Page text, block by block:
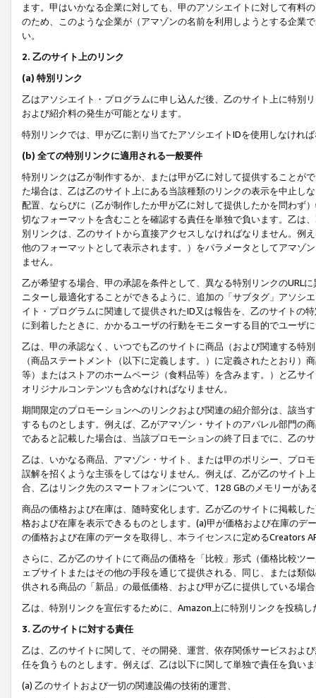
ます。甲はいかなる企業に対しても、甲のアソシエイトに対して有料
のため、このような企業が（アマゾンの名前を利用しようとする企業
い。
2. 乙のサイト上のリンク
(a) 特別リンク
乙はアソシエイト・プログラムに申し込んだ後、乙のサイト上に特別
および紹介料の発生が可能となります。
特別リンクでは、甲が乙に割り当てたアソシエイトIDを使用しなけれ
(b) 全ての特別リンクに適用される一般要件
特別リンクは乙が制作するか、または甲が乙に対して提供することが
た場合は、乙は乙のサイト上にある当該種類のリンクの表示を中止し
配置、ならびに（乙が制作したか甲が乙に対して提供したかを問わず
切なフォーマットを含むことを確認する責任を単独で負います。乙は
別リンクは、乙のサイトから直接アクセスしなければなりません。例
他のフォーマットとして表示されます。）をパラメータとしてアマゾ
ません。
乙が希望する場合、甲の承認を条件として、異なる特別リンクのURL
ニターし最適化することができるように、追加の「サブタグ」アソシ
イト・プログラムに関連して提供されたID又は報告を、乙のサイトの
に到着したときに、かかるユーザの行動をモニターする目的でユーザ
乙は、甲の承認なく、いつでも乙のサイトに商品（および関連する特
（商品ステートメント（以下に定義します。）に定義されたとおり
等）またはストアのホームページ（食料品等）を含みます。）と乙サ
オリジナルコンテンツも含めなければなりません。
期間限定のプロモーションへのリンクおよび関連の紹介部分は、該当
するものとします。例えば、乙がアマゾン・サイトのアパレル部門の
であると記載した場合は、当該プロモーションの終了日までに、乙の
乙は、いかなる商品、アマゾン・サイト、または甲のポリシー、プロ
誤解を招くような主張をしてはなりません。例えば、乙が乙のサイト
合、乙はリンク先のスマートフォンについて、128 GBのメモリーがあ
商品の価格および在庫は、随時変化します。乙が乙のサイトに掲載し
格および在庫を表示できるものとします。(a)甲が価格および在庫の
の価格および在庫のデータを取得し、 本ライセンスに定めるCreators
さらに、乙が乙のサイトにて商品の価格を「比較」形式（価格比較ツ
ェブサイトまたはその他の手段を通じて提供される、同じ、または類
供される商品の「新品」の最低価格、および甲が乙に提供している場
乙は、特別リンクを宣伝するために、Amazon上に特別リンクを投稿
3. 乙のサイトに対する責任
乙は、乙のサイトに関して、その開発、運営、依存関係サービスおよ
任を負うものとします。例えば、乙は以下に関して単独で責任を負い
(a) 乙のサイトおよび一切の関連設備の技術的運営、